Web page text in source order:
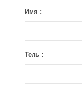
Имя :
Тель :